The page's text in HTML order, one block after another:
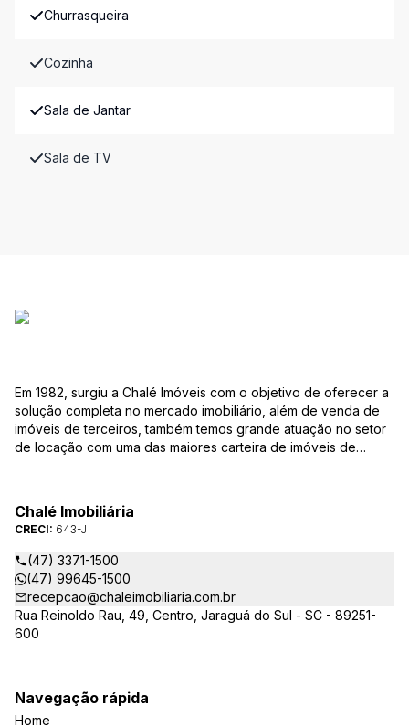
Churrasqueira
Cozinha
Sala de Jantar
Sala de TV
Em 1982, surgiu a Chalé Imóveis com o objetivo de oferecer a
solução completa no mercado imobiliário, além de venda de
imóveis de terceiros, também temos grande atuação no setor
de locação com uma das maiores carteira de imóveis de
Arte Imóveis. E também reavaliamos a nossa Missão, Visão e
Valores.
Chalé Imobiliária
CRECI: 643-J
(47) 3371-1500
(47) 99645-1500
recepcao@chaleimobiliaria.com.br
Rua Reinoldo Rau, 49, Centro, Jaraguá do Sul - SC - 89251-
600
Navegação rápida
Home